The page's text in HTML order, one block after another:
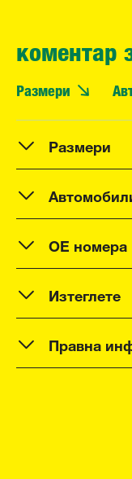
коментар
Размери
Размери
OE номера
Изтеглете
Правна